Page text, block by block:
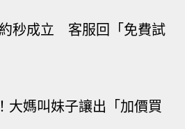
秒成立 客服回「免費試
大媽叫妹子讓出「加價買